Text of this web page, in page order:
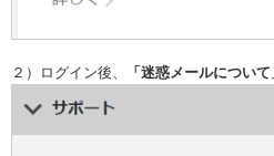
２）ログイン後、 「迷惑メールについて